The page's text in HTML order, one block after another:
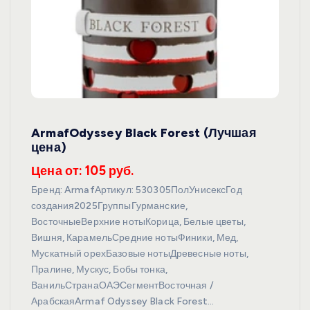
ArmafOdyssey Black Forest (Лучшая
цена)
Цена от: 105 руб.
Бренд: ArmafАртикул: 530305ПолУнисексГод
создания2025ГруппыГурманские,
ВосточныеВерхние нотыКорица, Белые цветы,
Вишня, КарамельСредние нотыФиники, Мед,
Мускатный орехБазовые нотыДревесные ноты,
Пралине, Мускус, Бобы тонка,
ВанильСтранаОАЭСегментВосточная /
АрабскаяArmaf Odyssey Black Forest…